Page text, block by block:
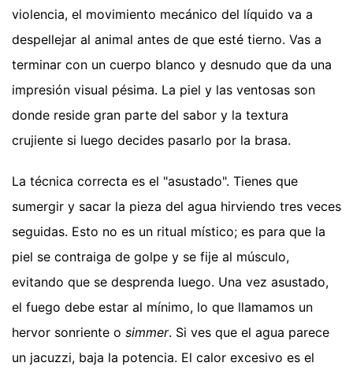
violencia, el movimiento mecánico del líquido va a
despellejar al animal antes de que esté tierno. Vas a
terminar con un cuerpo blanco y desnudo que da una
impresión visual pésima. La piel y las ventosas son
donde reside gran parte del sabor y la textura
crujiente si luego decides pasarlo por la brasa.
La técnica correcta es el "asustado". Tienes que
sumergir y sacar la pieza del agua hirviendo tres veces
seguidas. Esto no es un ritual místico; es para que la
piel se contraiga de golpe y se fije al músculo,
evitando que se desprenda luego. Una vez asustado,
el fuego debe estar al mínimo, lo que llamamos un
hervor sonriente o simmer. Si ves que el agua parece
un jacuzzi, baja la potencia. El calor excesivo es el